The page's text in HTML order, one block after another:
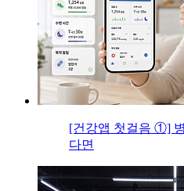
[건강앱 첫걸음 ①]
다면